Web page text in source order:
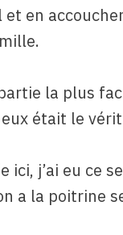
en
la plus
était le
ici, j’ai eu ce
a la poitrine